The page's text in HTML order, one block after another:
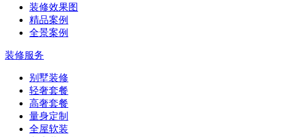
装修效果图
精品案例
全景案例
装修服务
别墅装修
轻奢套餐
高奢套餐
量身定制
全屋软装